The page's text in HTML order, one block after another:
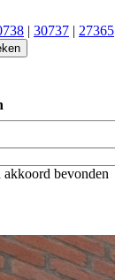
30737 27365
akkoord bevonden